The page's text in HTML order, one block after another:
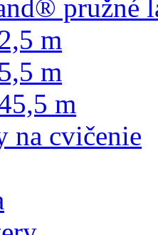
pružné
m
m
m
na cvičenie